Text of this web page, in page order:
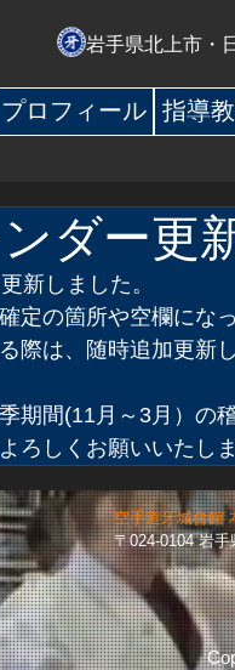
岩手県北上市・
プロフィール 指導
ダー更
新しました。
定の箇所や空欄にな
際は、随時追加更新
期間(11月～3月）の
ろしくお願いいたしま
空手道牙城會館
〒024-0104 岩